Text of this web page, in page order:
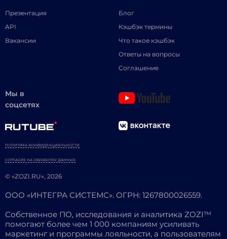
Презентация
API
Вакансии
Блог
Кэшбэк термины
Что такое кэшбэк
Ответы на вопросы
Соглашение
Мы в
соцсетях
© «ZOZI.RU», 2026
ПОЛИТИКА КОНФИДЕНЦИАЛЬНОСТИ
СОГЛАСИЕ НА ОБРАБОТКУ ДАННЫХ
ООО «ИНТЕГРА СИСТЕМС». ОГРН: 1267800026559.
Собственное ПО, исследования и аналитика ZOZI™
помогают более чем 1 000 компаниям усиливать
маркетинг и программы лояльности, а пользователям